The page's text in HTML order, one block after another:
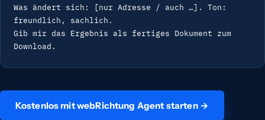
Was ändert sich: [nur Adresse / auch …]. Ton:
freundlich, sachlich.
Gib mir das Ergebnis als fertiges Dokument zum
Download.
Kostenlos mit webRichtung Agent starten →